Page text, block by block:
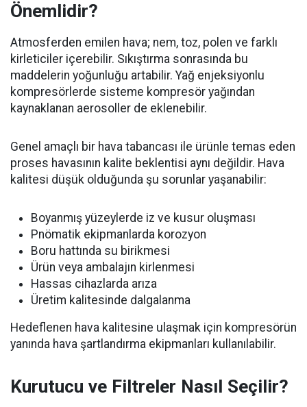
Önemlidir?
Atmosferden emilen hava; nem, toz, polen ve farklı
kirleticiler içerebilir. Sıkıştırma sonrasında bu
maddelerin yoğunluğu artabilir. Yağ enjeksiyonlu
kompresörlerde sisteme kompresör yağından
kaynaklanan aerosoller de eklenebilir.
Genel amaçlı bir hava tabancası ile ürünle temas eden
proses havasının kalite beklentisi aynı değildir. Hava
kalitesi düşük olduğunda şu sorunlar yaşanabilir:
Boyanmış yüzeylerde iz ve kusur oluşması
Pnömatik ekipmanlarda korozyon
Boru hattında su birikmesi
Ürün veya ambalajın kirlenmesi
Hassas cihazlarda arıza
Üretim kalitesinde dalgalanma
Hedeflenen hava kalitesine ulaşmak için kompresörün
yanında hava şartlandırma ekipmanları kullanılabilir.
Kurutucu ve Filtreler Nasıl Seçilir?